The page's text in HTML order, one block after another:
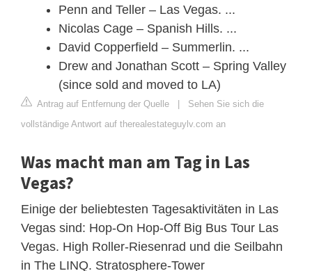
Penn and Teller – Las Vegas. ...
Nicolas Cage – Spanish Hills. ...
David Copperfield – Summerlin. ...
Drew and Jonathan Scott – Spring Valley
(since sold and moved to LA)
Antrag auf Entfernung der Quelle | Sehen Sie sich die
vollständige Antwort auf therealestateguylv.com an
Was macht man am Tag in Las
Vegas?
Einige der beliebtesten Tagesaktivitäten in Las
Vegas sind: Hop-On Hop-Off Big Bus Tour Las
Vegas. High Roller-Riesenrad und die Seilbahn
in The LINQ. Stratosphere-Tower